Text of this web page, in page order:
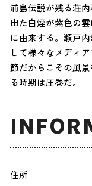
浦島伝説が残る荘
出た白煙が紫色の
に由来する。瀬戸
して様々なメディ
節だからこその風
る時期は圧巻だ。
住所